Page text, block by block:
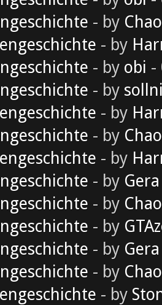
- by
- by
- by obi -
- by
- by
- by
- by
- by Gera
- by
- by
- by Gera
- by
- by